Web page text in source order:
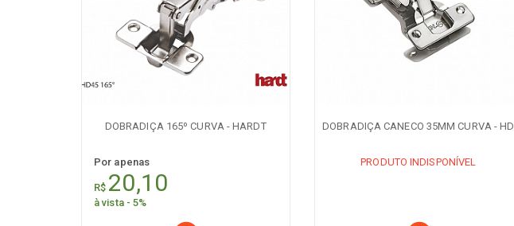
DOBRADIÇA 165º CURVA - HARDT
Por apenas
R$ 20,10
à vista - 5%
Características
Quantidade:
DOBRADIÇA CANECO 35MM CURVA - HD
PRODUTO INDISPONÍVEL
Características
PRODUTO INDISPONÍVEL